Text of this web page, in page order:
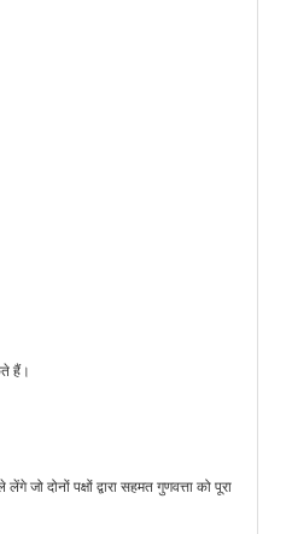
हैं।
दोनों पक्षों द्वारा सहमत गुणवत्ता को पूरा